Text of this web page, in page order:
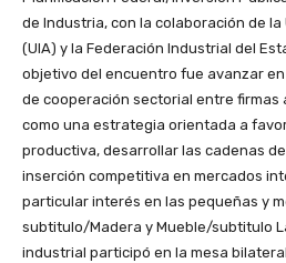
de Industria, con la colaboración de
(UIA) y la Federación Industrial del
objetivo del encuentro fue avanzar
de cooperación sectorial entre firmas
como una estrategia orientada a
productiva, desarrollar las cadenas
inserción competitiva en mercados
particular interés en las pequeñas y
subtitulo/Madera y Mueble/subtitulo
industrial participó en la mesa